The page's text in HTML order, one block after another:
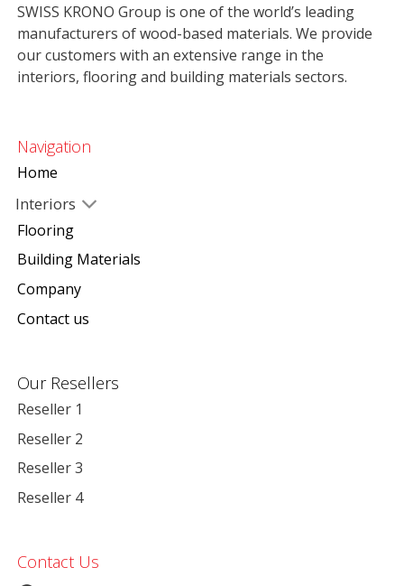
SWISS KRONO Group is one of the world’s leading
manufacturers of wood-based materials. We provide
our customers with an extensive range in the
interiors, flooring and building materials sectors.
Navigation
Home
Interiors
Flooring
Building Materials
Company
Contact us
Our Resellers
Reseller 1
Reseller 2
Reseller 3
Reseller 4
Contact Us